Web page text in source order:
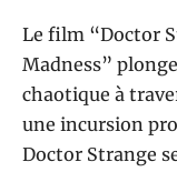
Le film “Doctor
Madness”
chaotique à
une incursion
Doctor Strange